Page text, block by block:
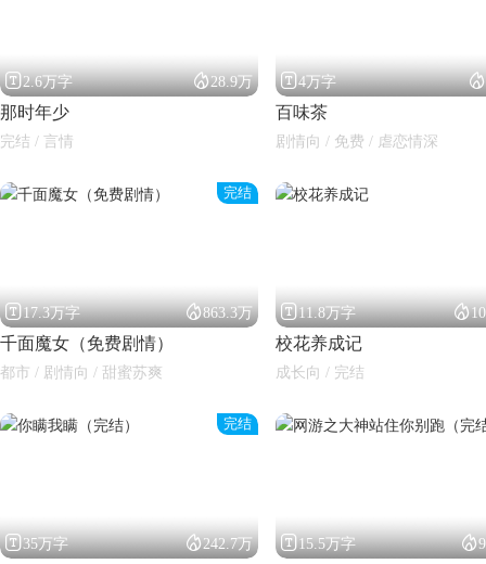
2.6万字 28.9万
那时年少
完结 / 言情
4万字 
百味茶
剧情向 / 免费 / 虐恋情深
完结
17.3万字 863.3万
千面魔女（免费剧情）
都市 / 剧情向 / 甜蜜苏爽
11.8万字 
校花养成记
成长向 / 完结
完结
35万字 242.7万 15.5万字 